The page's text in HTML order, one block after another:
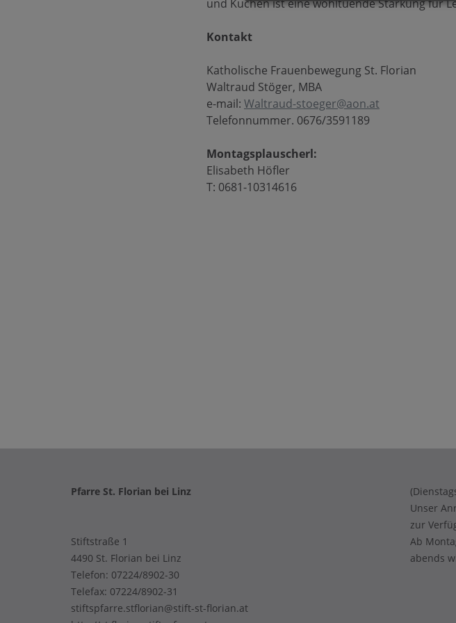
und Kuchen ist eine wohltuende Stärkung für
Kontakt
Katholische Frauenbewegung St. Florian
Waltraud Stöger, MBA
e-mail: Waltraud-stoeger@aon.at
Telefonnummer. 0676/3591189
Montagsplauscherl:
Elisabeth Höfler
T: 0681-10314616
Pfarre St. Florian bei Linz
Stiftstraße 1
4490 St. Florian bei Linz
Telefon: 07224/8902-30
Telefax: 07224/8902-31
stiftspfarre.stflorian@stift-st-florian.at
Unser
zur
Ab
abends